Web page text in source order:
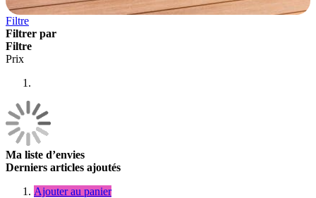
Filtre
Filtrer par
Filtre
Prix
Ma liste d’envies
Derniers articles ajoutés
Ajouter au panier